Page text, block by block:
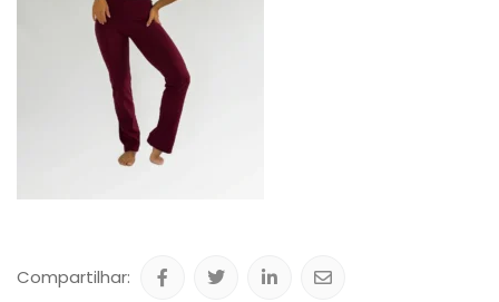
Compartilhar: